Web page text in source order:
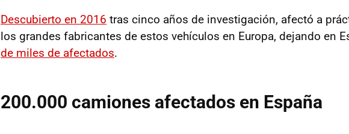
Descubierto en 2016 tras cinco años de investigación, afectó a
los grandes fabricantes de estos vehículos en Europa, dejando en
de miles de afectados.
200.000 camiones afectados en España